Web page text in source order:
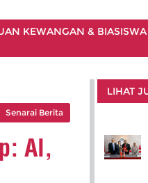
KEWANGAN & BIASISWA
Senarai Berita
AI,
LIHAT